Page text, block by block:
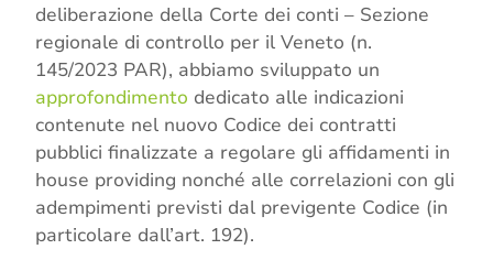
deliberazione della Corte dei conti – Sezione
regionale di controllo per il Veneto (n.
145/2023 PAR), abbiamo sviluppato un
approfondimento dedicato alle indicazioni
contenute nel nuovo Codice dei contratti
pubblici finalizzate a regolare gli affidamenti in
house providing nonché alle correlazioni con gli
adempimenti previsti dal previgente Codice (in
particolare dall’art. 192).